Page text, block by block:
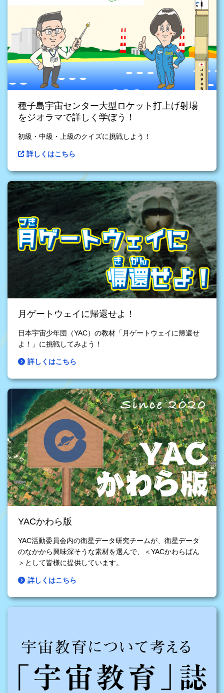
種子島宇宙センター大型ロケット打上げ射場
をジオラマで詳しく学ぼう！
初級・中級・上級のクイズに挑戦しよう！
詳しくはこちら
月ゲートウェイに帰還せよ！
日本宇宙少年団（YAC）の教材「月ゲートウェイに帰還せ
よ！」に挑戦してみよう！
詳しくはこちら
YACかわら版
YAC活動委員会内の衛星データ研究チームが、衛星データ
のなかから興味深そうな素材を選んで、＜YACかわらばん
＞として皆様に提供しています。
詳しくはこちら